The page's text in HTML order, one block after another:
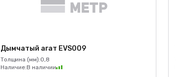
Дымчатый агат EVS009
Толщина (мм):0,8
Наличие:В наличии